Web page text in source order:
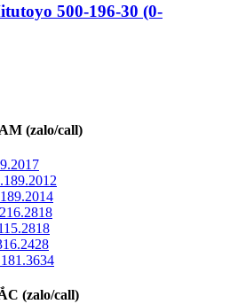
500-196-30 (0-
(zalo/call)
(zalo/call)